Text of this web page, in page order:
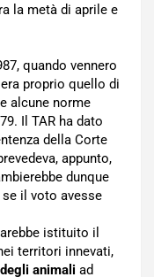
la metà di aprile e
quando vennero
proprio quello di
alcune norme
Il TAR ha dato
della Corte
appunto,
dunque
il voto avesse
istituito il
territori innevati,
animali ad